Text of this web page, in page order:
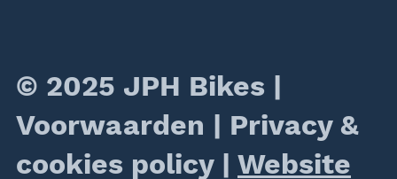
© 2025 JPH Bikes |
Voorwaarden | Privacy &
cookies policy| Website